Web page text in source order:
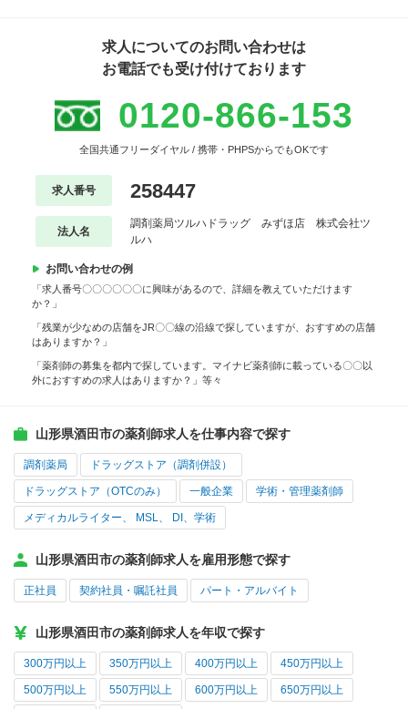
求人についてのお問い合わせは
お電話でも受け付けております
0120-866-153
全国共通フリーダイヤル / 携帯・PHPSからでもOKです
求人番号 258447
法人名
調剤薬局ツルハドラッグ みずほ店 株式会社ツ
ルハ
お問い合わせの例
「求人番号〇〇〇〇〇〇に興味があるので、詳細を教えていただけます
か？」
「残業が少なめの店舗をJR〇〇線の沿線で探していますが、おすすめの店舗
はありますか？」
「薬剤師の募集を都内で探しています。マイナビ薬剤師に載っている〇〇以
外におすすめの求人はありますか？」等々
山形県酒田市の薬剤師求人を仕事内容で探す
調剤薬局 ドラッグストア（調剤併設）
ドラッグストア（OTCのみ） 一般企業 学術・管理薬剤師
メディカルライター、 MSL、 DI、学術
山形県酒田市の薬剤師求人を雇用形態で探す
正社員 契約社員・嘱託社員 パート・アルバイト
山形県酒田市の薬剤師求人を年収で探す
300万円以上 350万円以上 400万円以上 450万円以上
500万円以上 550万円以上 600万円以上 650万円以上